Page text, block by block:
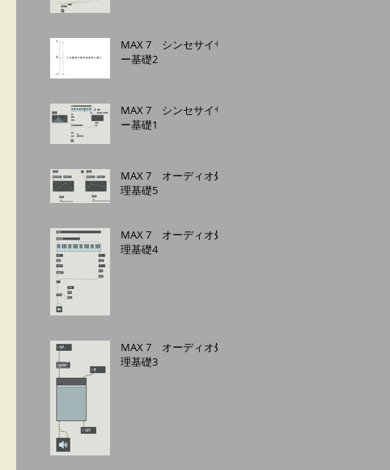
MAX 7 シンセサイザ
ー基礎2
MAX 7 シンセサイザ
ー基礎1
MAX 7 オーディオ処
理基礎5
MAX 7 オーディオ処
理基礎4
MAX 7 オーディオ処
理基礎3